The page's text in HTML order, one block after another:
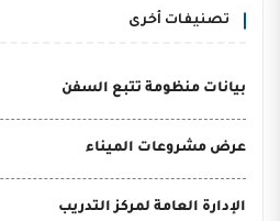
تصنيفات أخرى
بيانات منظومة تتبع السفن
عرض مشروعات الميناء
الإدارة العامة لمركز التدريب